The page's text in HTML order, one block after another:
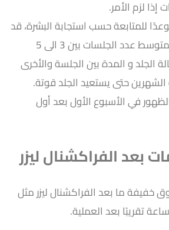
لزم الأمر.
للمتابعة حسب استجابة البشرة، قد
يوصي الطبيب بمتوسط عدد الجلسات بين 3 الى 5
الجلد و المدة بين الجلسة والأخرى
حتى يستعيد الجلد قوتة.
في الأسبوع الأول بعد أول
بعد الفراكشنال ليزر
خفيفةما بعد الفراكشنال ليزرمثل
تقريبًا بعد العملية.